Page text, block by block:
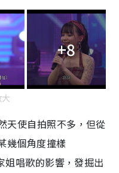
+8
天使自拍照不多，但從
幾個角度撞樣
唱歌的影響，發掘出